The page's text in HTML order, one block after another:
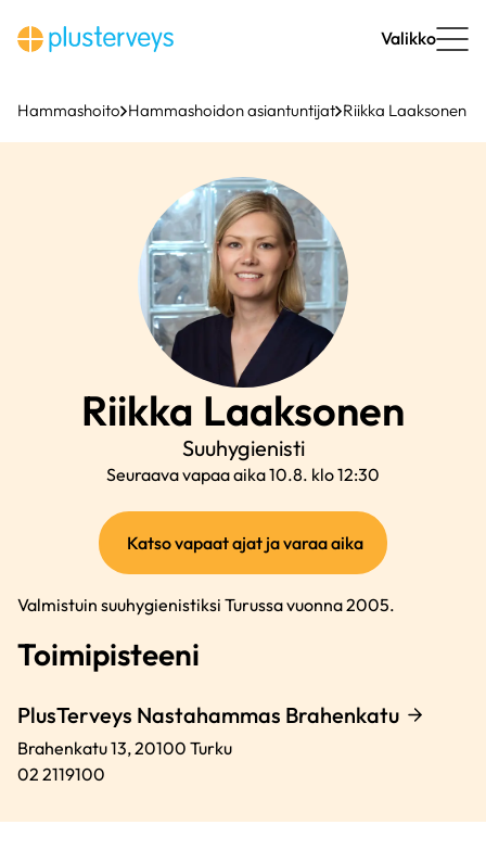
sisältöön
Valikko
Hammashoito Hammashoidon asiantuntijat Riikka Laaksonen
Riikka Laaksonen
Suuhygienisti
Seuraava vapaa aika 10.8. klo 12:30
Katso vapaat ajat ja varaa aika(ulkoinen
linkki)
Valmistuin suuhygienistiksi Turussa vuonna 2005.
Toimipisteeni
PlusTerveys Nastahammas Brahenkatu
Brahenkatu 13,20100 Turku
02 2119100